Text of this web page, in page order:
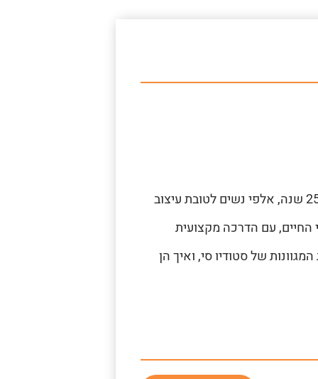
רשת כושר, ספורט, דיאטה ,חיטוב ועיצוב הגוף, שמשרתת כבר יותר מ- 25 שנה, אלפי נשים לטובת עיצוב
החיים, עם הדרכה מקצועית
של סטודיו סי, ואיך הן